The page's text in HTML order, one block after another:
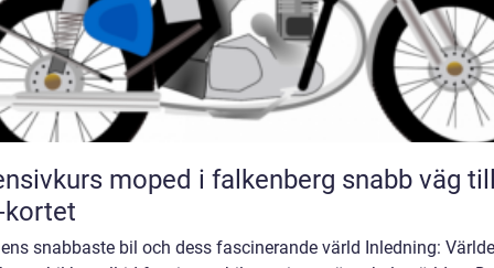
moped i falkenberg snabb väg till
kortet
snabbaste bil och dess fascinerande värld Inledning: